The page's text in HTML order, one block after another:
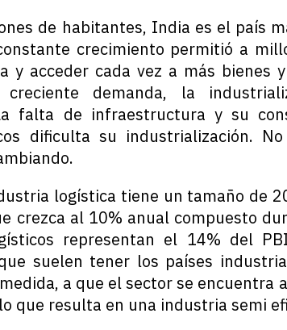
de habitantes, India es el país
crecimiento permitió a
y acceder cada vez a más bienes
demanda, la
falta de infraestructura y su
dificulta su industrialización.
logística tiene un tamaño de
crezca al 10% anual compuesto
representan el 14% del
suelen tener los países
a que el sector se encuentra
que resulta en una industria semi